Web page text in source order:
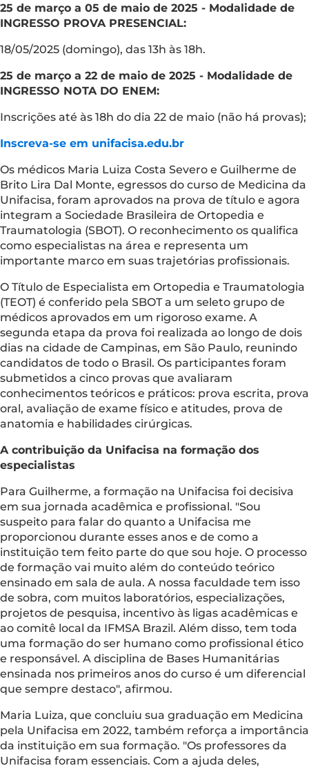
25 de março a 05 de maio de 2025 - Modalidade de
INGRESSO PROVA PRESENCIAL:
18/05/2025 (domingo), das 13h às 18h.
25 de março a 22 de maio de 2025 - Modalidade de
INGRESSO NOTA DO ENEM:
Inscrições até às 18h do dia 22 de maio (não há provas);
Inscreva-se em unifacisa.edu.br
Os médicos Maria Luiza Costa Severo e Guilherme de
Brito Lira Dal Monte, egressos do curso de Medicina da
Unifacisa, foram aprovados na prova de título e agora
integram a Sociedade Brasileira de Ortopedia e
Traumatologia (SBOT). O reconhecimento os qualifica
como especialistas na área e representa um
importante marco em suas trajetórias profissionais.
O Título de Especialista em Ortopedia e Traumatologia
(TEOT) é conferido pela SBOT a um seleto grupo de
médicos aprovados em um rigoroso exame. A
segunda etapa da prova foi realizada ao longo de dois
dias na cidade de Campinas, em São Paulo, reunindo
candidatos de todo o Brasil. Os participantes foram
submetidos a cinco provas que avaliaram
conhecimentos teóricos e práticos: prova escrita, prova
oral, avaliação de exame físico e atitudes, prova de
anatomia e habilidades cirúrgicas.
A contribuição da Unifacisa na formação dos
especialistas
Para Guilherme, a formação na Unifacisa foi decisiva
em sua jornada acadêmica e profissional. "Sou
suspeito para falar do quanto a Unifacisa me
proporcionou durante esses anos e de como a
instituição tem feito parte do que sou hoje. O processo
de formação vai muito além do conteúdo teórico
ensinado em sala de aula. A nossa faculdade tem isso
de sobra, com muitos laboratórios, especializações,
projetos de pesquisa, incentivo às ligas acadêmicas e
ao comitê local da IFMSA Brazil. Além disso, tem toda
uma formação do ser humano como profissional ético
e responsável. A disciplina de Bases Humanitárias
ensinada nos primeiros anos do curso é um diferencial
que sempre destaco", afirmou.
Maria Luiza, que concluiu sua graduação em Medicina
pela Unifacisa em 2022, também reforça a importância
da instituição em sua formação. "Os professores da
Unifacisa foram essenciais. Com a ajuda deles,